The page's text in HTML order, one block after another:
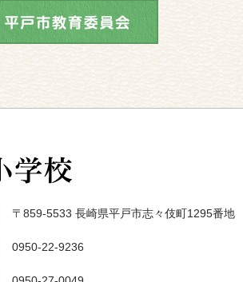
〒859-5533 長崎県平戸市志々伎町1295番地
0950-22-9236